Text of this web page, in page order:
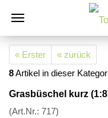
« Erster
« zurück
8Artikel in dieser
Grasbüschel kurz
(Art.Nr.: 717)